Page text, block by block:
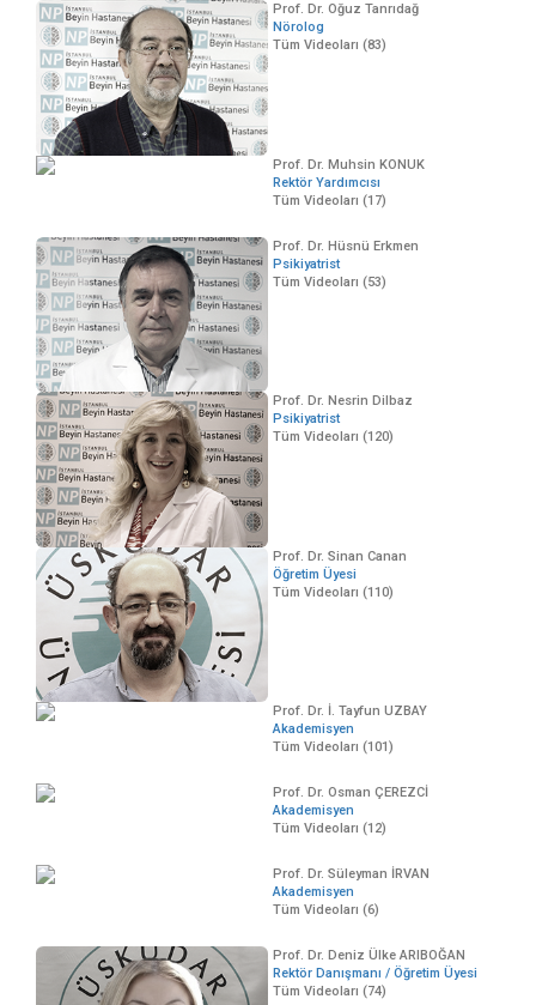
Prof. Dr. Oğuz Tanrıdağ
Nörolog
Tüm Videoları (83)
Prof. Dr. Muhsin KONUK
Rektör Yardımcısı
Tüm Videoları (17)
Prof. Dr. Hüsnü Erkmen
Psikiyatrist
Tüm Videoları (53)
Prof. Dr. Nesrin Dilbaz
Psikiyatrist
Tüm Videoları (120)
Prof. Dr. Sinan Canan
Öğretim Üyesi
Tüm Videoları (110)
Prof. Dr. İ. Tayfun UZBAY
Akademisyen
Tüm Videoları (101)
Prof. Dr. Osman ÇEREZCİ
Akademisyen
Tüm Videoları (12)
Prof. Dr. Süleyman İRVAN
Akademisyen
Tüm Videoları (6)
Prof. Dr. Deniz Ülke ARIBOĞAN
Rektör Danışmanı / Öğretim Üyesi
Tüm Videoları (74)